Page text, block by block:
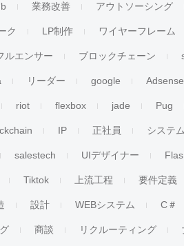
業務改善 アウトソーシング
ク LP制作 ワイヤーフレーム
ルエンサー ブロックチェーン
リーダー google Adsense
riot flexbox jade Pug
IP 正社員 システ
salestech UIデザイナー
Tiktok 上流工程 要件定義
設計 WEBシステム C＃
商談 リクルーティング